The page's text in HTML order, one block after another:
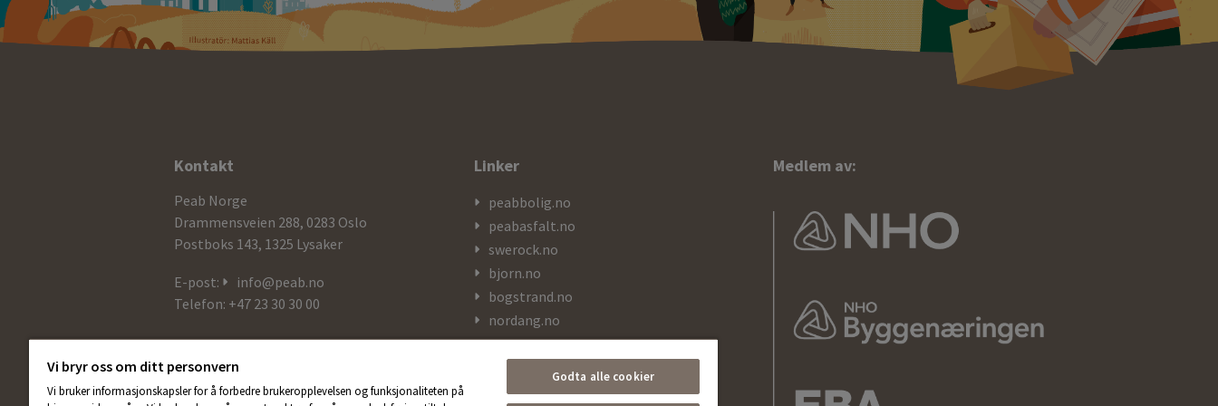
Ytterligere
informasjon
og
kontaktdetaljer
Kontakt
Peab Norge
Drammensveien 288, 0283 Oslo
Postboks 143, 1325 Lysaker
E-post:
info@peab.no
Telefon: +47 23 30 30 00
Linker
peabbolig.no
peabasfalt.no
swerock.no
bjorn.no
bogstrand.no
nordang.no
kranor.no
Medlem av:
Vi bryr oss om ditt personvern
Vi bruker informasjonskapsler for å forbedre brukeropplevelsen og funksjonaliteten på
Godta alle cookier